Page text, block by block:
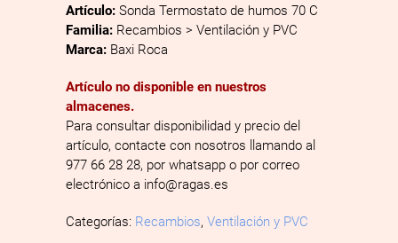
Artículo: Sonda Termostato de humos 70 C
Familia: Recambios > Ventilación y PVC
Marca: Baxi Roca
Artículo no disponible en nuestros
almacenes.
Para consultar disponibilidad y precio del
artículo, contacte con nosotros llamando al
977 66 28 28, por whatsapp o por correo
electrónico a info@ragas.es
Categorías: Recambios, Ventilación y PVC